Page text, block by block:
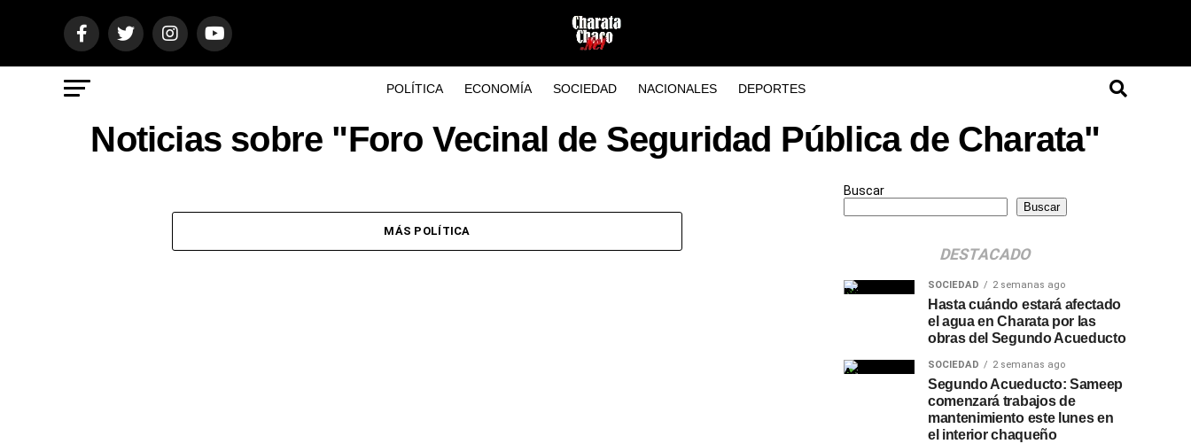
POLÍTICA ECONOMÍA SOCIEDAD NACIONALES DEPORTES
Noticias sobre "Foro Vecinal de Seguridad Pública de Charata"
MÁS POLÍTICA
Buscar
Buscar
DESTACADO
SOCIEDAD 2 semanas ago
Hasta cuándo estará afectado
el agua en Charata por las
obras del Segundo Acueducto
SOCIEDAD 2 semanas ago
Segundo Acueducto: Sameep
comenzará trabajos de
mantenimiento este lunes en
el interior chaqueño